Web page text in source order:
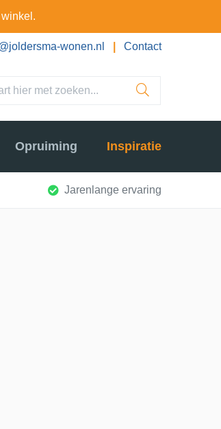
wonen.nl Contact
Opruiming Inspiratie
Jarenlange ervaring